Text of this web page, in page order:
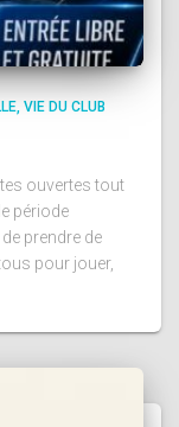
VIE DU CLUB
ouvertes tout
période
prendre de
pour jouer,